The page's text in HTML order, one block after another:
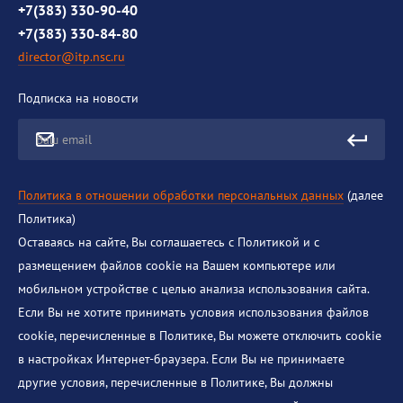
Противодействие коррупции
+7(383) 330-90-40
+7(383) 330-84-80
director@itp.nsc.ru
Подписка на новости
Ваш email
Политика в отношении обработки персональных данных (далее
Политика)
Оставаясь на сайте, Вы соглашаетесь с Политикой и с
размещением файлов cookie на Вашем компьютере или
мобильном устройстве с целью анализа использования сайта.
Если Вы не хотите принимать условия использования файлов
cookie, перечисленные в Политике, Вы можете отключить cookie
в настройках Интернет-браузера. Если Вы не принимаете
другие условия, перечисленные в Политике, Вы должны